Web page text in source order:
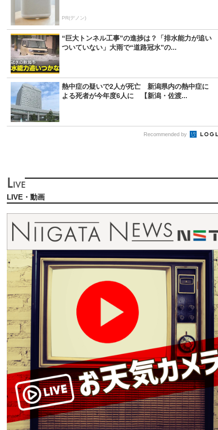
PR(デノン)
“巨大トンネル工事”の進捗は？「排水能力が追い
ついていない」大雨で“道路冠水”の...
熱中症の疑いで2人が死亡 新潟県内の熱中症に
よる死者が今年度6人に 【新潟・佐渡...
Recommended by
LIVE・動画